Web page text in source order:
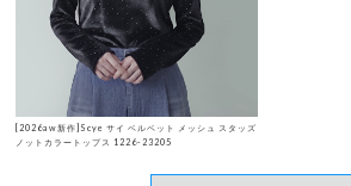
[2026aw新作]Scye サイ ベルベット メッシュ スタッズ
ノットカラートップス 1226-23205